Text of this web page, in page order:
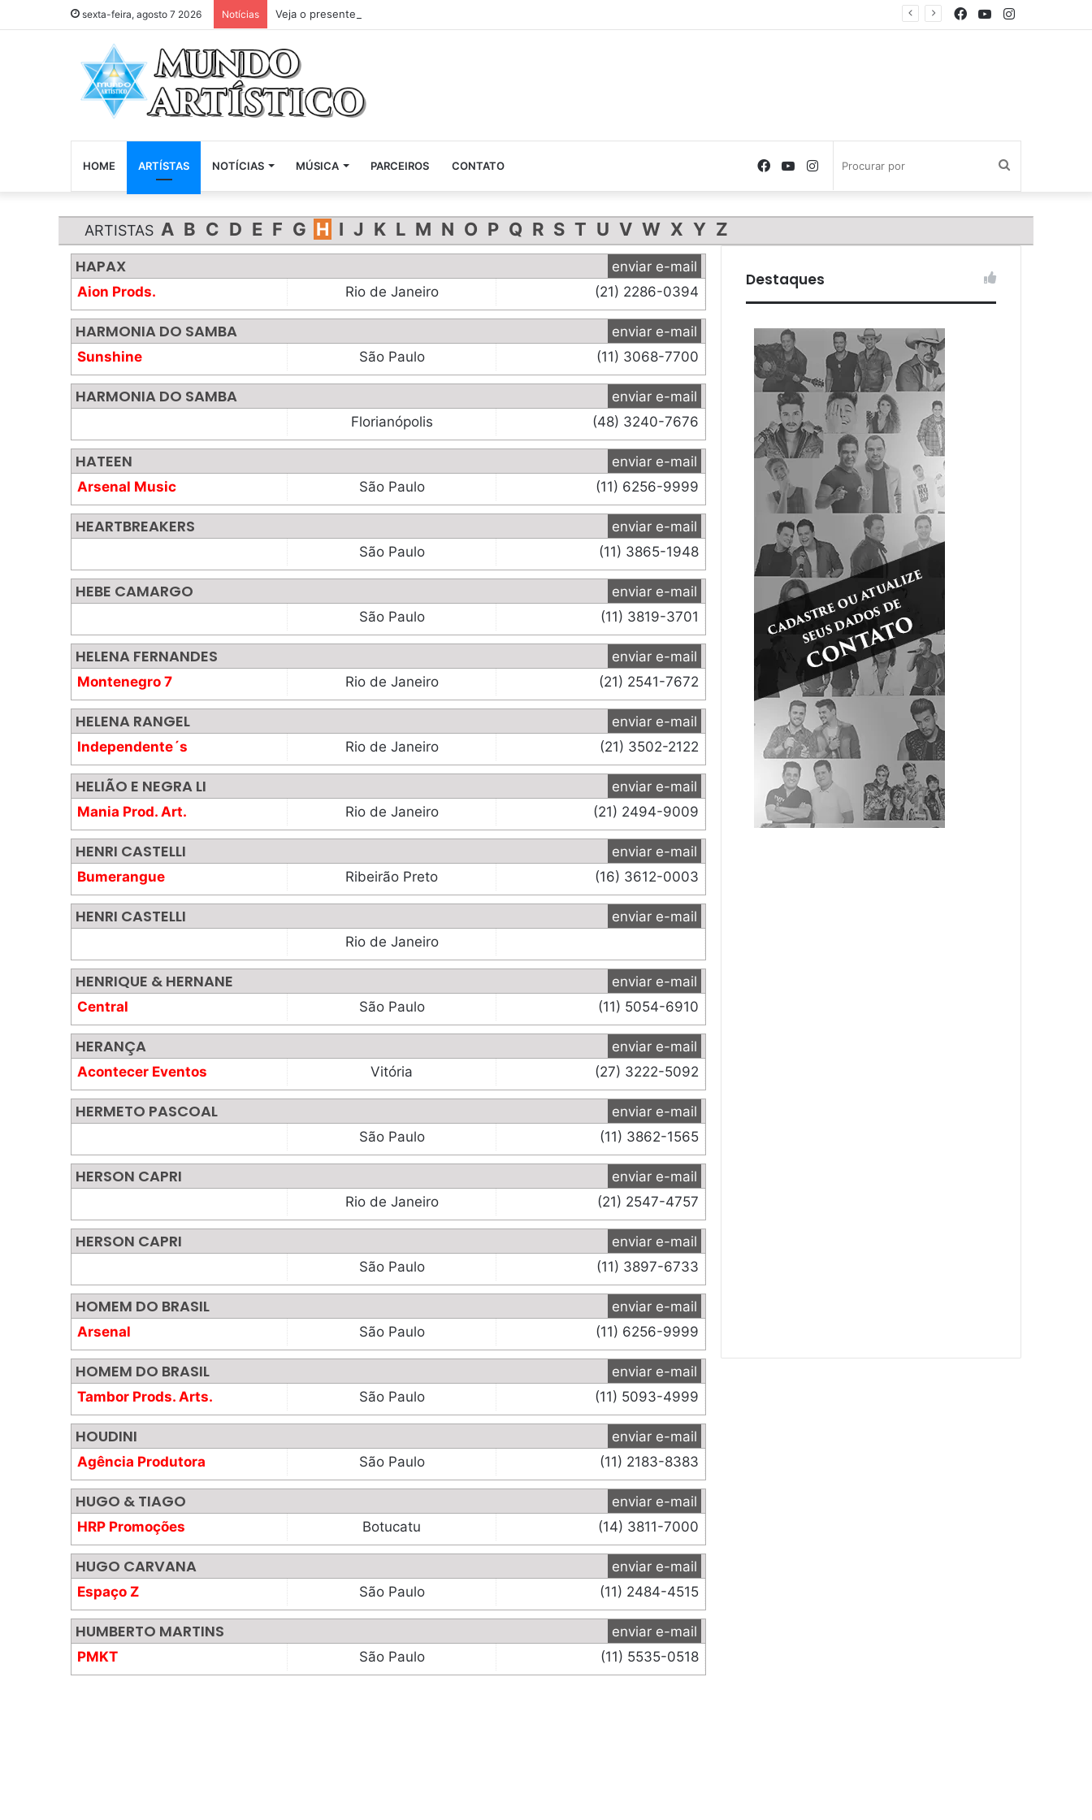
sexta-feira, agosto 7 2026 Notícias Veja o presente gigante que Justin Bieber ganhou! YouTube
Facebook
HOME ARTÍSTAS NOTÍCIAS MÚSICA PARCEIROS CONTATO
por
Instagram
YouTube
Facebook
ARTISTAS A B C D E F G H I J K L M N O P Q R S T U V W X Y Z
HAPAX
enviar e-mail
Aion Prods.
Rio de Janeiro (21) 2286-0394
HARMONIA DO SAMBA
enviar e-mail
Sunshine
Entertainment
São Paulo (11) 3068-7700
HARMONIA DO SAMBA
enviar e-mail
Florianópolis
(48) 3240-7676
HATEEN
enviar e-mail
Arsenal Music
São Paulo (11) 6256-9999
HEARTBREAKERS
enviar e-mail
São Paulo
(11) 3865-1948
HEBE CAMARGO
enviar e-mail
São Paulo
(11) 3819-3701
HELENA FERNANDES
enviar e-mail
Montenegro 7
Raman
Rio de Janeiro (21) 2541-7672
HELENA RANGEL
enviar e-mail
Independente´s
Prods Arts.
Rio de Janeiro (21) 3502-2122
HELIÃO E NEGRA LI
enviar e-mail
Mania Prod. Art.
Rio de Janeiro (21) 2494-9009
HENRI CASTELLI
enviar e-mail
Bumerangue
Ribeirão Preto (16) 3612-0003
HENRI CASTELLI
enviar e-mail
Rio de Janeiro
HENRIQUE & HERNANE
enviar e-mail
Central
São Paulo (11) 5054-6910
HERANÇA
enviar e-mail
Acontecer Eventos
Vitória (27) 3222-5092
HERMETO PASCOAL
enviar e-mail
São Paulo
(11) 3862-1565
HERSON CAPRI
enviar e-mail
Rio de Janeiro
(21) 2547-4757
HERSON CAPRI
enviar e-mail
São Paulo
(11) 3897-6733
HOMEM DO BRASIL
enviar e-mail
Arsenal
São Paulo (11) 6256-9999
HOMEM DO BRASIL
enviar e-mail
Tambor Prods. Arts.
São Paulo (11) 5093-4999
HOUDINI
enviar e-mail
Agência Produtora
São Paulo (11) 2183-8383
HUGO & TIAGO
enviar e-mail
HRP Promoções
Botucatu (14) 3811-7000
HUGO CARVANA
enviar e-mail
Espaço Z
São Paulo (11) 2484-4515
HUMBERTO MARTINS
enviar e-mail
PMKT
São Paulo (11) 5535-0518
Destaques